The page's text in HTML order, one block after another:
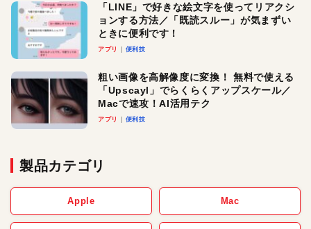
「LINE」で好きな絵文字を使ってリアクシ
ョンする方法／「既読スルー」が気まずい
ときに便利です！
アプリ 便利技
粗い画像を高解像度に変換！ 無料で使える
「Upscayl」でらくらくアップスケール／
Macで速攻！AI活用テク
アプリ 便利技
製品カテゴリ
Apple Mac